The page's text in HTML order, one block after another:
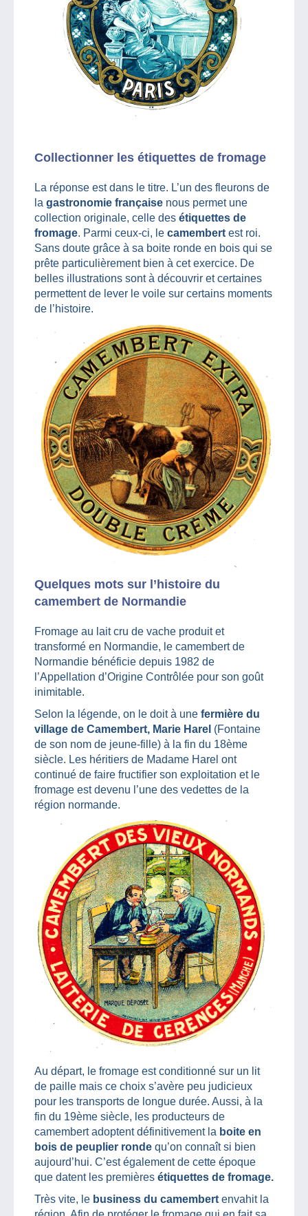
Collectionner les étiquettes de fromage
La réponse est dans le titre. L’un des fleurons de
la gastronomie française nous permet une
collection originale, celle des étiquettes de
fromage. Parmi ceux-ci, le camembert est roi.
Sans doute grâce à sa boite ronde en bois qui se
prête particulièrement bien à cet exercice. De
belles illustrations sont à découvrir et certaines
permettent de lever le voile sur certains moments
de l’histoire.
Quelques mots sur l’histoire du
camembert de Normandie
Fromage au lait cru de vache produit et
transformé en Normandie, le camembert de
Normandie bénéficie depuis 1982 de
l’Appellation d’Origine Contrôlée pour son goût
inimitable.
Selon la légende, on le doit à une fermière du
village de Camembert, Marie Harel (Fontaine
de son nom de jeune-fille) à la fin du 18ème
siècle. Les héritiers de Madame Harel ont
continué de faire fructifier son exploitation et le
fromage est devenu l’une des vedettes de la
région normande.
Au départ, le fromage est conditionné sur un lit
de paille mais ce choix s’avère peu judicieux
pour les transports de longue durée. Aussi, à la
fin du 19ème siècle, les producteurs de
camembert adoptent définitivement la boite en
bois de peuplier ronde qu’on connaît si bien
aujourd’hui. C’est également de cette époque
que datent les premières étiquettes de fromage.
Très vite, le business du camembert envahit la